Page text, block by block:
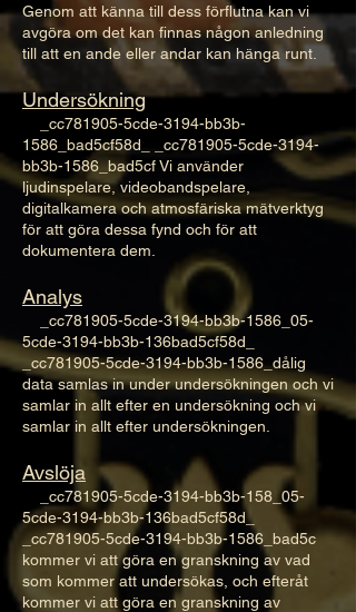
Genom att känna till dess förflutna kan vi
avgöra om det kan finnas någon anledning
till att en ande eller andar kan hänga runt.
Undersökning
_cc781905-5cde-3194-bb3b-
1586_bad5cf58d_ _cc781905-5cde-3194-
bb3b-1586_bad5cf Vi använder
ljudinspelare, videobandspelare,
digitalkamera och atmosfäriska mätverktyg
för att göra dessa fynd och för att
dokumentera dem.
Analys
_cc781905-5cde-3194-bb3b-1586_05-
5cde-3194-bb3b-136bad5cf58d_
_cc781905-5cde-3194-bb3b-1586_dålig
data samlas in under undersökningen och vi
samlar in allt efter en undersökning och vi
samlar in allt efter undersökningen.
Avslöja
_cc781905-5cde-3194-bb3b-158_05-
5cde-3194-bb3b-136bad5cf58d_
_cc781905-5cde-3194-bb3b-1586_bad5c
kommer vi att göra en granskning av vad
som kommer att undersökas, och efteråt
kommer vi att göra en granskning av